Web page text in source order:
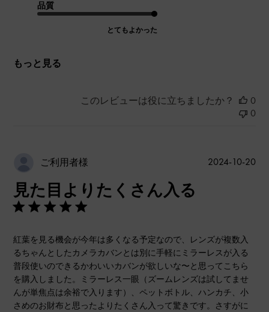
品質
とてもよかった
もっと見る
このレビューは役に立ちましたか？
0
0
ご利用者様
見た目よりたくさん入る
紅葉を見る機会が今年は多くなる予定なので、レンズが複数入
るちゃんとしたカメラカバンとは別に手軽にミラーレスが入る
普段使いのできるかわいいカバンが欲しいな〜と思ってこちら
を購入しました。ミラーレス一眼（ズームレンズは試してませ
んが単焦点は余裕で入ります）、ペットボトル、ハンカチ、小
さめのお財布と思ったよりたくさん入って驚きです。さすがに
公
2024-10-20